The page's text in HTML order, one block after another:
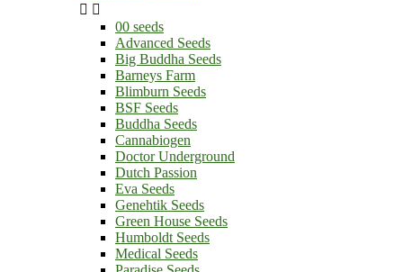
 
00 seeds
Advanced Seeds
Big Buddha Seeds
Barneys Farm
Blimburn Seeds
BSF Seeds
Buddha Seeds
Cannabiogen
Doctor Underground
Dutch Passion
Eva Seeds
Genehtik Seeds
Green House Seeds
Humboldt Seeds
Medical Seeds